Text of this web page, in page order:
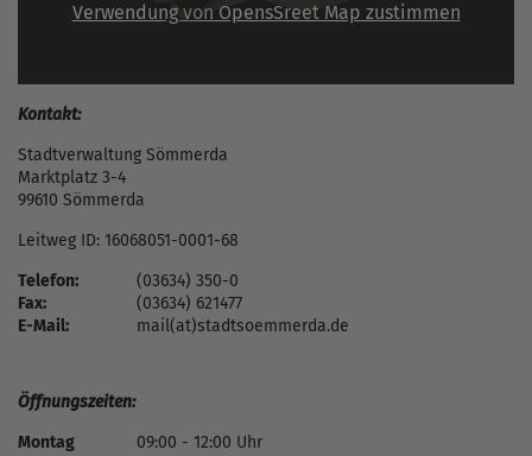
Verwendung von OpensSreet Map zustimmen
Kontakt:
Stadtverwaltung Sömmerda
Marktplatz 3-4
99610 Sömmerda
Leitweg ID: 16068051-0001-68
Telefon:
(03634) 350-0
Fax:
(03634) 621477
E-Mail:
mail(at)stadtsoemmerda.de
Öffnungszeiten:
Montag
09:00 - 12:00 Uhr